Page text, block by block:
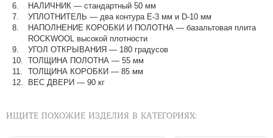
НАЛИЧНИК — стандартный 50 мм
УПЛОТНИТЕЛЬ — два контура Е-3 мм и D-10 мм
НАПОЛНЕНИЕ КОРОБКИ И ПОЛОТНА — базальтовая плита
ROCKWOOL высокой плотности
УГОЛ ОТКРЫВАНИЯ — 180 градусов
ТОЛЩИНА ПОЛОТНА — 55 мм
ТОЛЩИНА КОРОБКИ — 85 мм
ВЕС ДВЕРИ — 90 кг
ИЩИТЕ ПОХОЖИЕ ИЗДЕЛИЯ В КАТЕГОРИЯХ: